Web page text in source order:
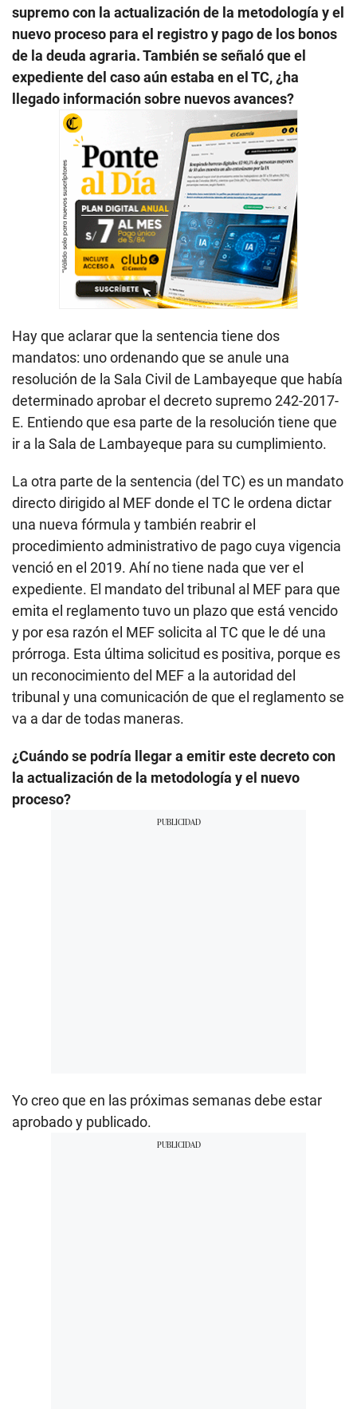
supremo con la actualización de la metodología y el
nuevo proceso para el registro y pago de los bonos
de la deuda agraria. También se señaló que el
expediente del caso aún estaba en el TC, ¿ha
llegado información sobre nuevos avances?
Hay que aclarar que la sentencia tiene dos
mandatos: uno ordenando que se anule una
resolución de la Sala Civil de Lambayeque que había
determinado aprobar el decreto supremo 242-2017-
E. Entiendo que esa parte de la resolución tiene que
ir a la Sala de Lambayeque para su cumplimiento.
La otra parte de la sentencia (del TC) es un mandato
directo dirigido al MEF donde el TC le ordena dictar
una nueva fórmula y también reabrir el
procedimiento administrativo de pago cuya vigencia
venció en el 2019. Ahí no tiene nada que ver el
expediente. El mandato del tribunal al MEF para que
emita el reglamento tuvo un plazo que está vencido
y por esa razón el MEF solicita al TC que le dé una
prórroga. Esta última solicitud es positiva, porque es
un reconocimiento del MEF a la autoridad del
tribunal y una comunicación de que el reglamento se
va a dar de todas maneras.
¿Cuándo se podría llegar a emitir este decreto con
la actualización de la metodología y el nuevo
proceso?
Yo creo que en las próximas semanas debe estar
aprobado y publicado.